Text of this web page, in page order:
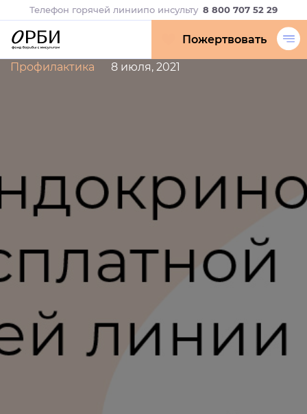
Телефон горячей линиипо инсульту 8 800 707 52 29
Пожертвовать
Профилактика 8 июля, 2021